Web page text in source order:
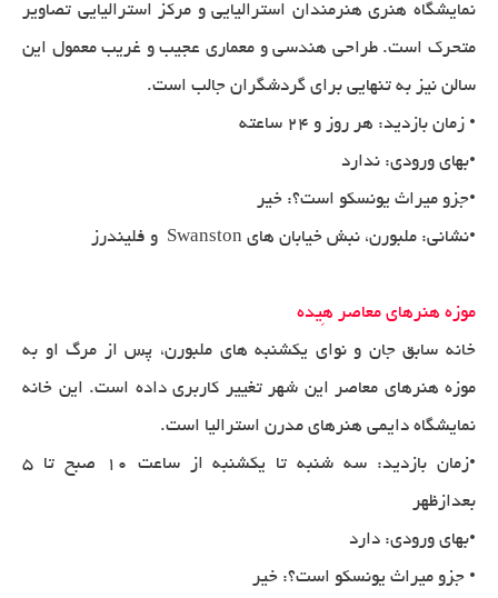
نمایشگاه هنری هنرمندان استرالیایی و مرکز استرالیایی تصاویر
متحرک است. طراحی هندسی و معماری عجیب و غریب معمول این
سالن نیز به تنهایی برای گردشگران جالب است.
• زمان بازدید: هر روز و 24 ساعته
•بهای ورودی: ندارد
•جزو میراث یونسکو است؟: خیر
•نشانی: ملبورن، نبش خیابان های Swanston و فلیندرز
موزه هنرهای معاصر هِیده
خانه سابق جان و نوای یکشنبه های ملبورن، پس از مرگ او به
موزه هنرهای معاصر این شهر تغییر کاربری داده است. این خانه
نمایشگاه دایمی هنرهای مدرن استرالیا است.
•زمان بازدید: سه شنبه تا یکشنبه از ساعت 10 صبح تا 5
بعدازظهر
•بهای ورودی: دارد
• جزو میراث یونسکو است؟: خیر